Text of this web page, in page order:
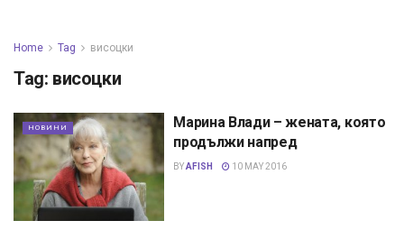
Home Tag висоцки
Tag: висоцки
НОВИНИ
Марина Влади – жената, която
продължи напред
BYAFISH 10 MAY 2016